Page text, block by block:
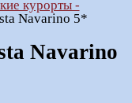
курорты -
Navarino 5*
Navarino